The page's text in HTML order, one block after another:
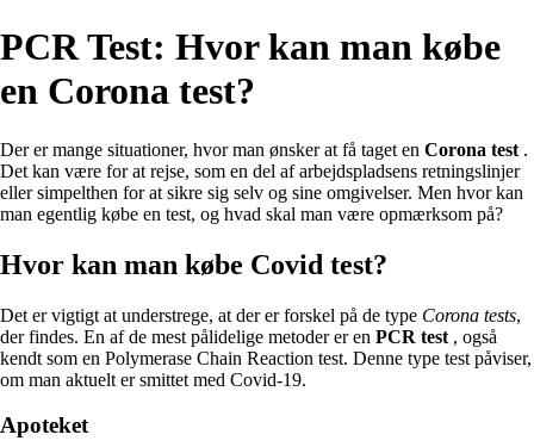
PCR Test: Hvor kan man købe
en Corona test?
Der er mange situationer, hvor man ønsker at få taget en Corona test .
Det kan være for at rejse, som en del af arbejdspladsens retningslinjer
eller simpelthen for at sikre sig selv og sine omgivelser. Men hvor kan
man egentlig købe en test, og hvad skal man være opmærksom på?
Hvor kan man købe Covid test?
Det er vigtigt at understrege, at der er forskel på de type Corona tests,
der findes. En af de mest pålidelige metoder er en PCR test , også
kendt som en Polymerase Chain Reaction test. Denne type test påviser,
om man aktuelt er smittet med Covid-19.
Apoteket